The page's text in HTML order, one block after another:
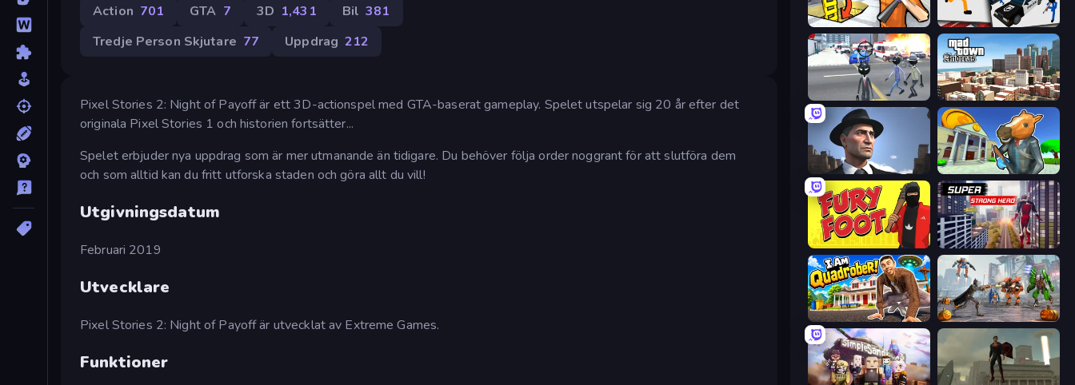
Action 701 GTA 7 3D 1,431 Bil 381
Tredje Person Skjutare 77 Uppdrag 212
Pixel Stories 2: Night of Payoff är ett 3D-actionspel med GTA-baserat gameplay. Spelet utspelar sig 20 år efter det
originala Pixel Stories 1 och historien fortsätter...
Spelet erbjuder nya uppdrag som är mer utmanande än tidigare. Du behöver följa order noggrant för att slutföra dem
och som alltid kan du fritt utforska staden och göra allt du vill!
Utgivningsdatum
Februari 2019
Utvecklare
Pixel Stories 2: Night of Payoff är utvecklat av Extreme Games.
Funktioner
Grand Escape: Prison Stickman Prison: Counter Assault
Amazing Crime Strange Stickman Mad Town Andreas: Mafia Storie
Downtown 1930s Mafia Bank Robbery 3
Fury Foot Super Strong Hero
I Am Quadrober! Flying Bat Robot Car Transform Game